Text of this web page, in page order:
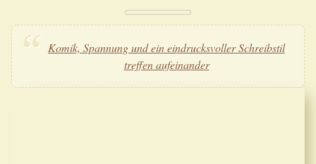
Komik, Spannung und ein eindrucksvoller Schreibstil
treffen aufeinander